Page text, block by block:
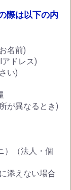
際は以下の内
名前)
ドレス)
い)
が異なるとき)
）（法人・個
添えない場合